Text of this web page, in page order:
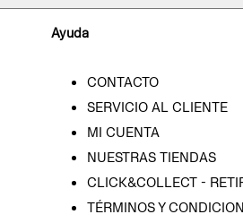
Ayuda
CONTACTO
SERVICIO AL CLIENTE
MI CUENTA
NUESTRAS TIENDAS
CLICK&COLLECT -
TÉRMINOS Y